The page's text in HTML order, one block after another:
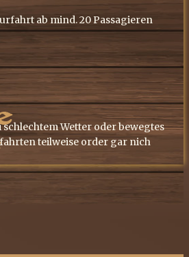
ab mind. 20 Passagieren
Wetter oder bewegtes
teilweise order gar nich